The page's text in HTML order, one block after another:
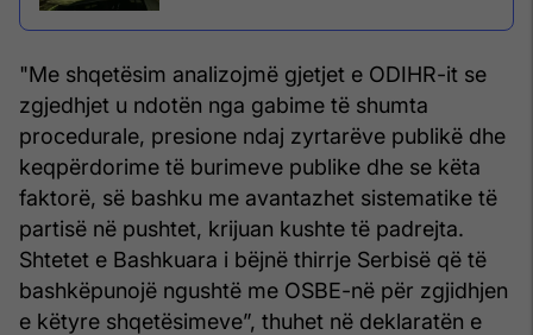
"Me shqetësim analizojmë gjetjet e ODIHR-it se
zgjedhjet u ndotën nga gabime të shumta
procedurale, presione ndaj zyrtarëve publikë dhe
keqpërdorime të burimeve publike dhe se këta
faktorë, së bashku me avantazhet sistematike të
partisë në pushtet, krijuan kushte të padrejta.
Shtetet e Bashkuara i bëjnë thirrje Serbisë që të
bashkëpunojë ngushtë me OSBE-në për zgjidhjen
e këtyre shqetësimeve”, thuhet në deklaratën e